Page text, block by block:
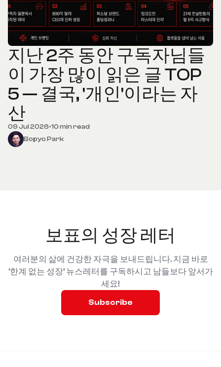
지난 2주 동안 구독자님들
이 가장 많이 읽은 글 TOP
5 — 결국, '개인'이라는 자
산
09 Jul 2026•10 min read
Bopyo Park
보표의 성장 레터
여러분의 삶에 건강한 자극을 보내드립니다. 지금 바로
'한계 없는 성장' 뉴스레터를 구독하시고 남들보다 앞서가
세요!
Subscribe